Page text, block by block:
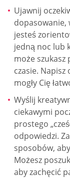
Ujawnij
dopasowanie,
jesteś
jedną noc lub
może szukasz
czasie.
mogły Cię
Wyślij
ciekawymi
prostego
odpowiedzi.
sposobów,
Możesz
aby zachęcić